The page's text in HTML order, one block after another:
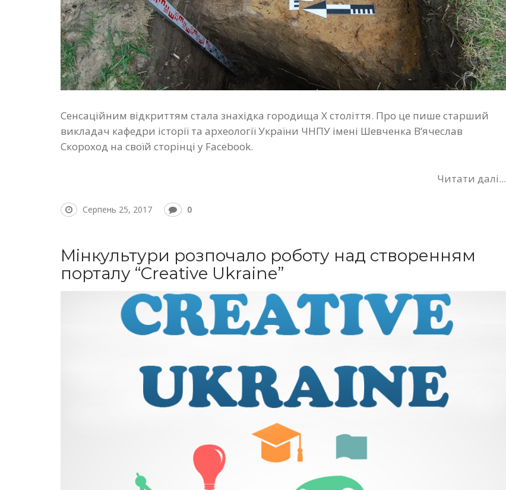
Сенсаційним відкриттям стала знахідка городища Х століття. Про це пише старший
викладач кафедри історії та археології України ЧНПУ імені Шевченка В’ячеслав
Скороход на своїй сторінці у Facebook.
Читати далі...
Серпень 25, 2017 0
Мінкультури розпочало роботу над створенням
порталу “Creative Ukraine”